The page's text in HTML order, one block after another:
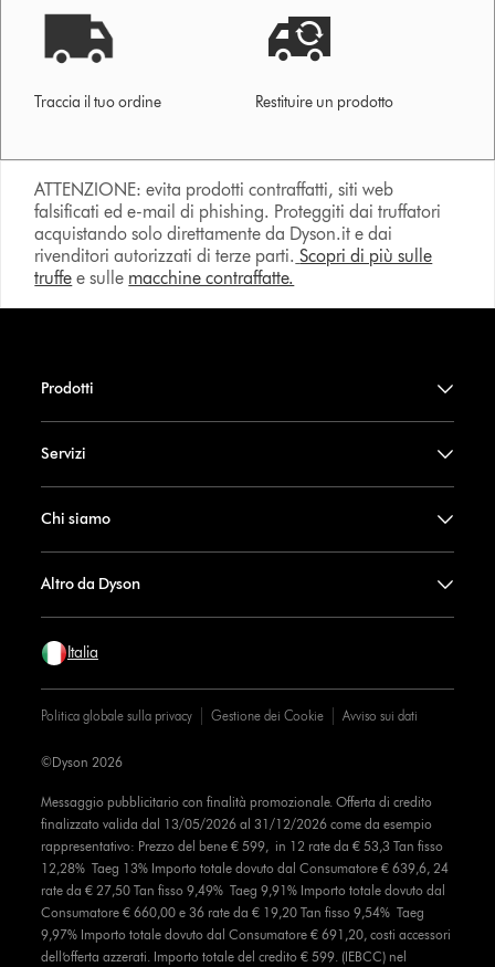
Traccia il tuo ordine Restituire un prodotto
ATTENZIONE: evita prodotti contraffatti, siti web
falsificati ed e-mail di phishing. Proteggiti dai truffatori
acquistando solo direttamente da Dyson.it e dai
rivenditori autorizzati di terze parti. Scopri di più sulle
truffe e sulle macchine contraffatte.
Prodotti
Servizi
Chi siamo
Altro da Dyson
Italia
Politica globale sulla privacy Gestione dei Cookie Avviso sui dati
Messaggio pubblicitario con finalità promozionale. Offerta di credito
finalizzato valida dal 13/05/2026 al 31/12/2026 come da esempio
rappresentativo: Prezzo del bene € 599, in 12 rate da € 53,3 Tan fisso
12,28% Taeg 13% Importo totale dovuto dal Consumatore € 639,6, 24
rate da € 27,50 Tan fisso 9,49% Taeg 9,91% Importo totale dovuto dal
Consumatore € 660,00 e 36 rate da € 19,20 Tan fisso 9,54% Taeg
9,97% Importo totale dovuto dal Consumatore € 691,20, costi accessori
dell’offerta azzerati. Importo totale del credito € 599. (IEBCC) nel
©Dyson 2026